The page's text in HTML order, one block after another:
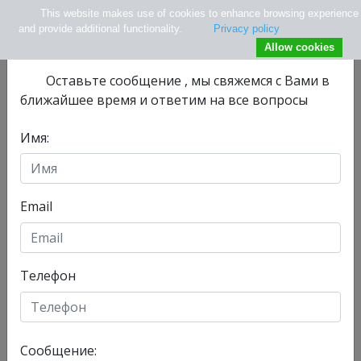
info@tlv.hospital
Главная
Не нашли нужной информации ?
Оставьте сообщениe , мы свяжемся с Вами в
ближайшее время и ответим на все вопросы
Имя:
Email
Телефон
Сообщение:
This website makes use of cookies to enhance browsing experience
and provide additional functionality.
Privacy policy
Allow cookies